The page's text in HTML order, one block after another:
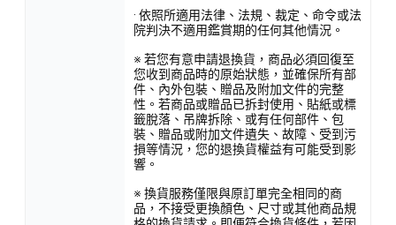
· 依照所適用法律、法規、裁定、命令或法
院判決不適用鑑賞期的任何其他情況。
※ 若您有意申請退換貨，商品必須回復至
您收到商品時的原始狀態，並確保所有部
件、內外包裝、贈品及附加文件的完整
性。若商品或贈品已拆封使用、貼紙或標
籤脫落、吊牌拆除、或有任何部件、包
裝、贈品或附加文件遺失、故障、受到污
損等情況，您的退換貨權益有可能受到影
響。
※ 換貨服務僅限與原訂單完全相同的商
品，不接受更換顏色、尺寸或其他商品規